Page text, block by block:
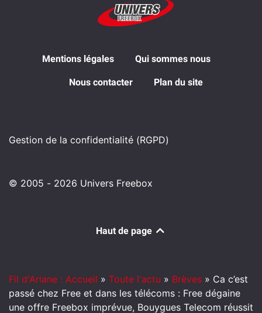
Mentions légales Qui sommes nous
Nous contacter Plan du site
Gestion de la confidentialité (RGPD)
© 2005 - 2026 Univers Freebox
Haut de page
Fil d'Ariane : Accueil » Toute l'actu » Brèves » Ca c’est
passé chez Free et dans les télécoms : Free dégaine
une offre Freebox imprévue, Bouygues Telecom réussit